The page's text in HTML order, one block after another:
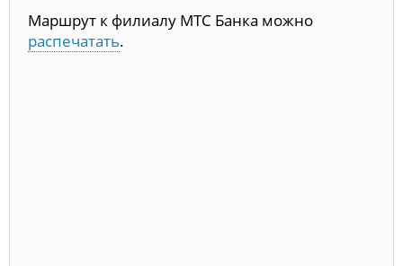
Маршрут к филиалу МТС Банка можно
распечатать.